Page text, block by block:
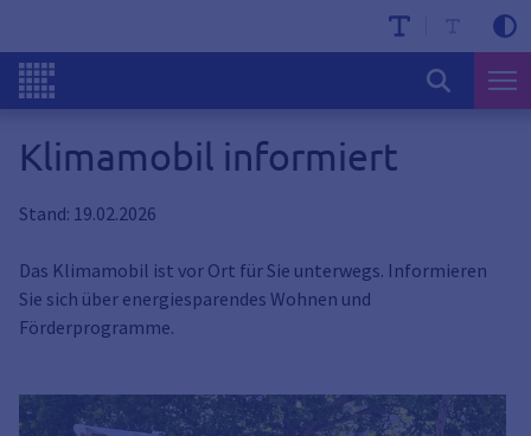
Klimamobil informiert
Stand: 19.02.2026
Das Klimamobil ist vor Ort für Sie unterwegs. Informieren
Sie sich über energiesparendes Wohnen und
Förderprogramme.